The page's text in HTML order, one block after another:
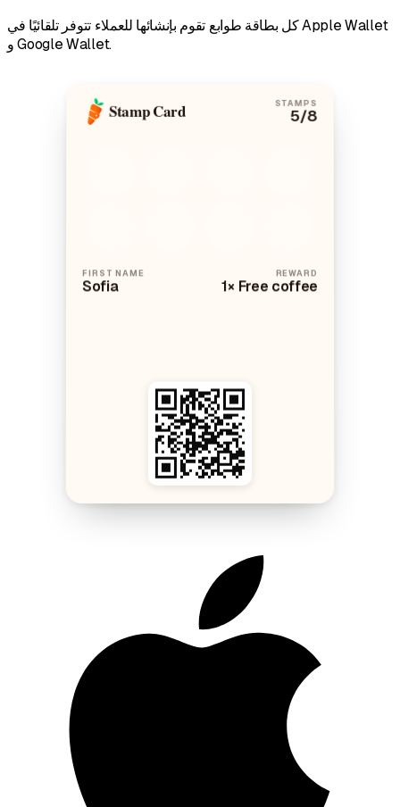
كل بطاقة طوابع تقوم بإنشائها للعملاء تتوفر تلقائيًا في Apple Wallet
و Google Wallet.
Stamp Card STAMPS
5/8
FIRST NAME
Sofia
REWARD
1× Free coffee